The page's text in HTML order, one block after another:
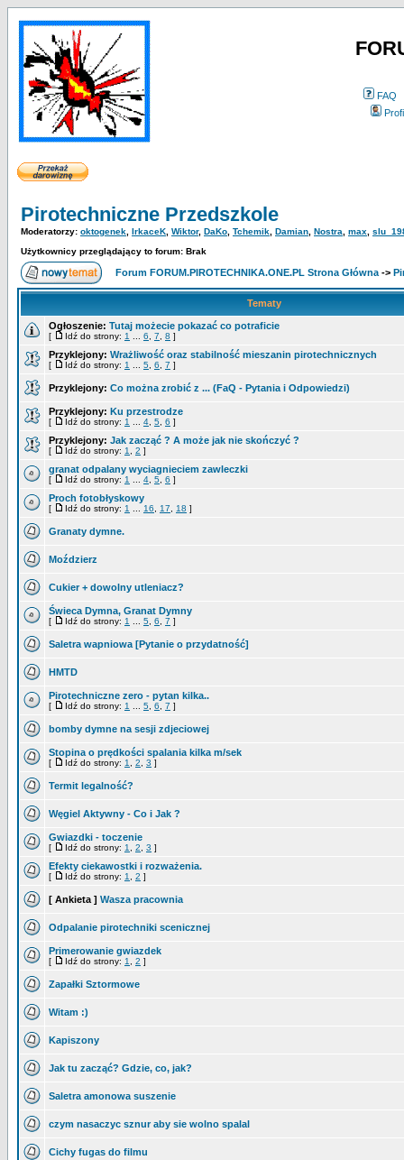
FAQ
Pirotechniczne Przedszkole
Moderatorzy: oktogenek IrkaceK Wiktor, DaKo Tchemik Damian Nostra max
Użytkownicy przeglądający to forum: Brak
Forum FORUM.PIROTECHNIKA.ONE.PL Strona Główna ->
Tematy
Ogłoszenie: Tutaj możecie pokazać co potraficie
[ Idź do strony: 1 6 7 8 ]
Przyklejony: Wrażliwość oraz stabilność mieszanin pirotechnicznych
[ Idź do strony: 1 5 6 7 ]
Przyklejony: Co można zrobić z ... (FaQ - Pytania i Odpowiedzi)
Przyklejony: Ku przestrodze
[ Idź do strony: 1 4 5 6 ]
Przyklejony: Jak zacząć ? A może jak nie skończyć ?
[ Idź do strony: 1 2 ]
granat odpalany wyciagnieciem zawleczki
[ Idź do strony: 1 4 5 6 ]
Proch fotobłyskowy
[ Idź do strony: 1 16 17 18 ]
Granaty dymne.
Moździerz
Cukier + dowolny utleniacz?
Świeca Dymna, Granat Dymny
[ Idź do strony: 1 5 6 7 ]
Saletra wapniowa [Pytanie o przydatność]
HMTD
Pirotechniczne zero - pytan kilka..
[ Idź do strony: 1 5 6 7 ]
bomby dymne na sesji zdjeciowej
Stopina o prędkości spalania kilka m/sek
[ Idź do strony: 1 2 3 ]
Termit legalność?
Węgiel Aktywny - Co i Jak ?
Gwiazdki - toczenie
[ Idź do strony: 1 2 3 ]
Efekty ciekawostki i rozważenia.
[ Idź do strony: 1 2 ]
[ Ankieta ] Wasza pracownia
Odpalanie pirotechniki scenicznej
Primerowanie gwiazdek
[ Idź do strony: 1 2 ]
Zapałki Sztormowe
Witam :)
Kapiszony
Jak tu zacząć? Gdzie, co, jak?
Saletra amonowa suszenie
czym nasaczyc sznur aby sie wolno spalal
Cichy fugas do filmu